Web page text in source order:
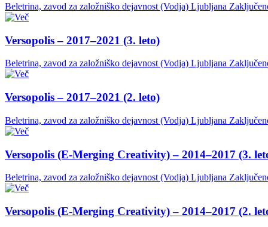
Beletrina, zavod za založniško dejavnost (Vodja) Ljubljana
Versopolis – 2017–2021 (3. leto)
Beletrina, zavod za založniško dejavnost (Vodja) Ljubljana
Versopolis – 2017–2021 (2. leto)
Beletrina, zavod za založniško dejavnost (Vodja) Ljubljana
Versopolis (E-Merging Creativity) – 2014–2017 (3.
Beletrina, zavod za založniško dejavnost (Vodja) Ljubljana
Versopolis (E-Merging Creativity) – 2014–2017 (2.